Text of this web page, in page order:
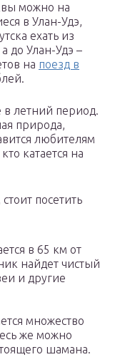
можно на
в Улан-Удэ,
ехать из
до Улан-Удэ –
на поезд в
в летний период.
природа,
любителям
катается на
посетить
в 65 км от
найдет чистый
и другие
множество
же можно
шамана.